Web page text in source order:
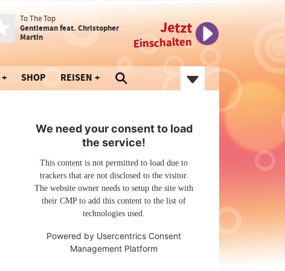
To The Top
Gentleman feat. Christopher
Martin
Jetzt
Einschalten
SHOP REISEN
We need your consent to load
the service!
This content is not permitted to load due to
trackers that are not disclosed to the visitor.
The website owner needs to setup the site with
their CMP to add this content to the list of
technologies used.
Powered by Usercentrics Consent
Management Platform